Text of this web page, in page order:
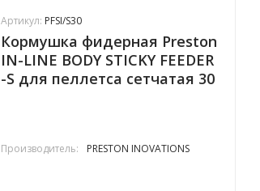
Артикул: PFSI/S30
Кормушка фидерная Preston
IN-LINE BODY STICKY FEEDER
-S для пеллетса сетчатая 30
Производитель: PRESTON INOVATIONS